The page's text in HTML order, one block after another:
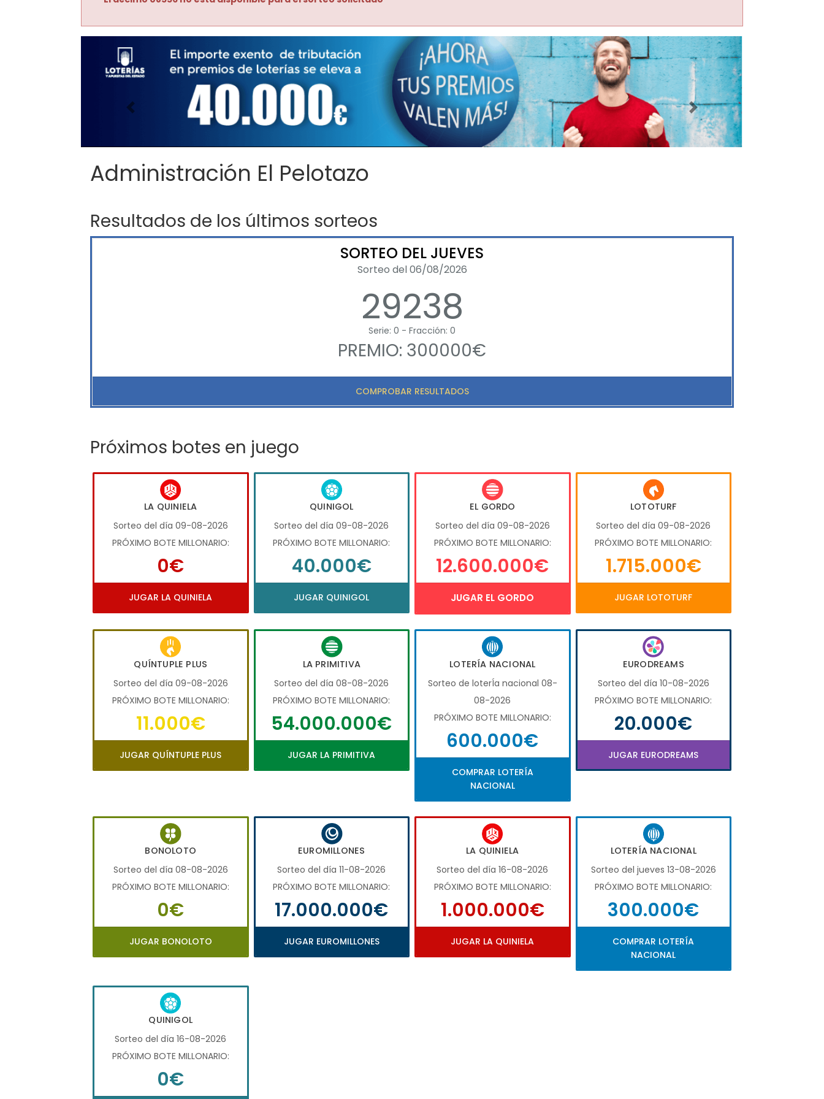
Imagen anterior Imagen siguiente
Administración El Pelotazo
Resultados de los últimos sorteos
SORTEO DEL JUEVES
Sorteo del 06/08/2026
29238
Serie: 0 - Fracción: 0
PREMIO: 300000€
COMPROBAR RESULTADOS
Próximos botes en juego
LA QUINIELA
Sorteo del día 09-08-2026
PRÓXIMO BOTE MILLONARIO:
0€
JUGAR LA QUINIELA
QUINIGOL
Sorteo del día 09-08-2026
PRÓXIMO BOTE MILLONARIO:
40.000€
JUGAR QUINIGOL
EL GORDO
Sorteo del día 09-08-2026
PRÓXIMO BOTE MILLONARIO:
12.600.000€
JUGAR EL GORDO
LOTOTURF
Sorteo del día 09-08-2026
PRÓXIMO BOTE MILLONARIO:
1.715.000€
JUGAR LOTOTURF
QUÍNTUPLE PLUS
Sorteo del día 09-08-2026
PRÓXIMO BOTE MILLONARIO:
11.000€
JUGAR QUÍNTUPLE PLUS
LA PRIMITIVA
Sorteo del día 08-08-2026
PRÓXIMO BOTE MILLONARIO:
54.000.000€
JUGAR LA PRIMITIVA
LOTERÍA NACIONAL
Sorteo de loterÍa nacional 08-
08-2026
PRÓXIMO BOTE MILLONARIO:
600.000€
COMPRAR LOTERÍA
NACIONAL
EURODREAMS
Sorteo del día 10-08-2026
PRÓXIMO BOTE MILLONARIO:
20.000€
JUGAR EURODREAMS
BONOLOTO
Sorteo del día 08-08-2026
PRÓXIMO BOTE MILLONARIO:
0€
JUGAR BONOLOTO
EUROMILLONES
Sorteo del día 11-08-2026
PRÓXIMO BOTE MILLONARIO:
17.000.000€
JUGAR EUROMILLONES
LA QUINIELA
Sorteo del día 16-08-2026
PRÓXIMO BOTE MILLONARIO:
1.000.000€
JUGAR LA QUINIELA
LOTERÍA NACIONAL
Sorteo del jueves 13-08-2026
PRÓXIMO BOTE MILLONARIO:
300.000€
COMPRAR LOTERÍA
NACIONAL
QUINIGOL
Sorteo del día 16-08-2026
PRÓXIMO BOTE MILLONARIO:
0€